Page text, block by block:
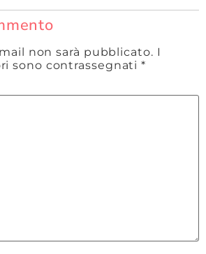
non sarà pubblicato. I
sono contrassegnati*